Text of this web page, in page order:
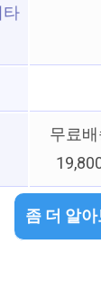
무료
좀 더 알